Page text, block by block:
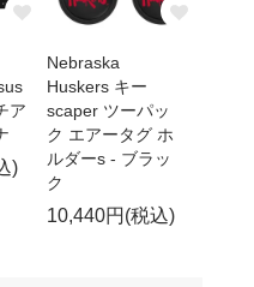
ア
)
Nebraska
Huskers キー
scaper ツーパッ
ク エアータグ ホ
ルダーs - ブラッ
ク
10,440円(税込)